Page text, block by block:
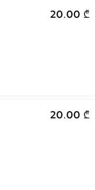
20.00 ₾
20.00 ₾